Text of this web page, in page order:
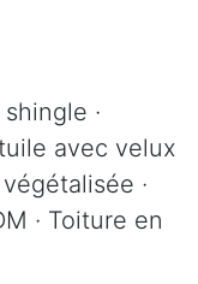
·
avec velux
·
· Toiture en